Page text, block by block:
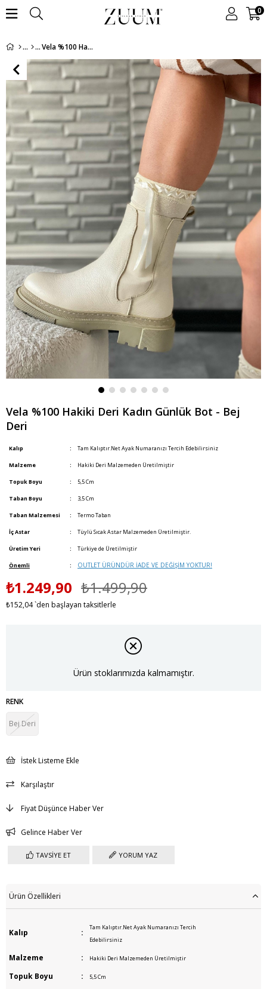
0
Vela %100 Hakiki Deri Kadın Günlük Bot - Bej Deri
Vela %100 Hakiki Deri Kadın Günlük Bot - Bej
Deri
Kalıp : Tam Kalıptır.Net Ayak Numaranızı Tercih Edebilirsiniz
Malzeme : Hakiki Deri Malzemeden Üretilmiştir
Topuk Boyu : 5,5 Cm
Taban Boyu : 3,5 Cm
Taban Malzemesi : Termo Taban
İç Astar : Tüylü Sıcak Astar Malzemeden Üretilmiştir.
Üretim Yeri : Türkiye de Üretilmiştir
Önemli : OUTLET ÜRÜNDÜR İADE VE DEĞİŞİM YOKTUR!
₺1.499,90
₺1.249,90
₺152,04`den başlayan taksitlerle
Ürün stoklarımızda kalmamıştır.
RENK
Bej Deri
İstek Listeme Ekle
Karşılaştır
Fiyat Düşünce Haber Ver
Gelince Haber Ver
TAVSIYE ET YORUM YAZ
Ürün Özellikleri
Kalıp :
Tam Kalıptır.Net Ayak Numaranızı Tercih
Edebilirsiniz
Malzeme : Hakiki Deri Malzemeden Üretilmiştir
Topuk Boyu : 5,5 Cm